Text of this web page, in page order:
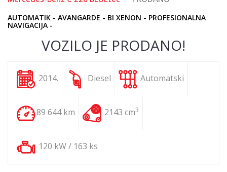
AUTOMATIK - AVANGARDE - BI XENON - PROFESIONALNA
NAVIGACIJA -
VOZILO JE PRODANO!
2014. Diesel Automatski
89 644 km 2143 cm3
120 kW / 163 ks